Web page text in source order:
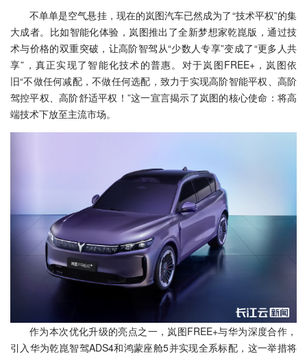
不单单是空气悬挂，现在的岚图汽车已然成为了“技术平权”的集
大成者。比如智能化体验，岚图推出了全新梦想家乾崑版，通过技
术与价格的双重突破，让高阶智驾从“少数人专享”变成了“更多人共
享”，真正实现了智能化技术的普惠。对于岚图FREE+，岚图依
旧“不做任何减配，不做任何选配，致力于实现高阶智能平权、高阶
驾控平权、高阶舒适平权！”这一宣言揭示了岚图的核心使命：将高
端技术下放至主流市场。
作为本次优化升级的亮点之一，岚图FREE+与华为深度合作，
引入华为乾崑智驾ADS4和鸿蒙座舱5并实现全系标配，这一举措将